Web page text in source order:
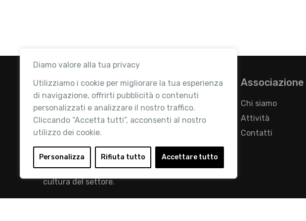
Diamo valore alla tua privacy
Utilizziamo i cookie per migliorare la tua esperienza
di navigazione, offrirti pubblicità o contenuti
personalizzati e analizzare il nostro traffico.
Cliccando “Accetta tutti”, acconsenti al nostro
utilizzo dei cookie.
Personalizza Rifiuta tutto Accettare tutto
Retail Institute Italy è l’Associazione di
riferimento per l'Ecosistema Retail: la nostra
mission è quella di promuovere lo sviluppo e la
cultura del settore.
Associazione
Chi siamo
Attività
Contatti